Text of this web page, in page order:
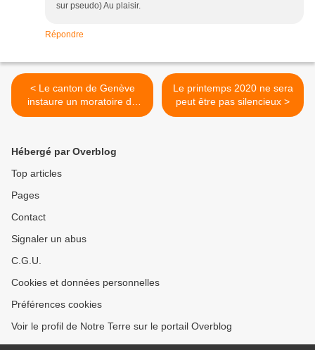
sur pseudo) Au plaisir.
Répondre
< Le canton de Genève
instaure un moratoire de
trois ans sur la 4G+ et la
Le printemps 2020 ne sera
peut être pas silencieux >
Hébergé par Overblog
Top articles
Pages
Contact
Signaler un abus
C.G.U.
Cookies et données personnelles
Préférences cookies
Voir le profil de Notre Terre sur le portail Overblog